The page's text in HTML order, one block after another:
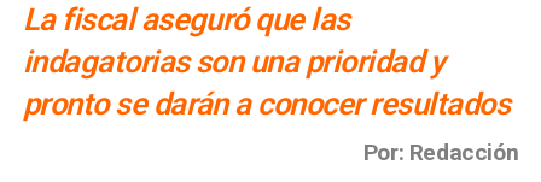
La fiscal aseguró que las
indagatorias son una prioridad y
pronto se darán a conocer resultados
Por: Redacción